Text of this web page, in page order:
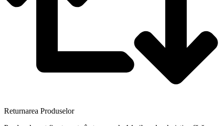
Returnarea Produselor